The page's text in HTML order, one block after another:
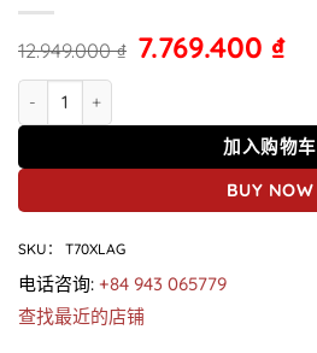
12.949.000₫ 7.769.400 ₫
T70 Turtle 鳄鱼皮背包 绿色 数量
加入购物车
BUY NOW
SKU： T70XLAG
电话咨询: +84 943 065779
查找最近的店铺